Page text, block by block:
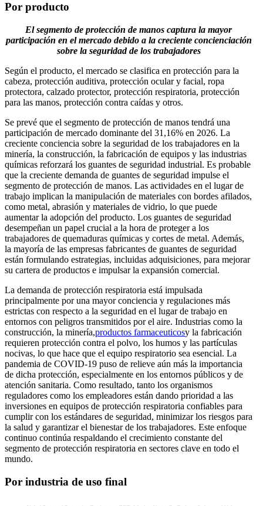
Por producto
El segmento de protección de manos captura la mayor
participación en el mercado debido a la creciente concienciación
sobre la seguridad de los trabajadores
Según el producto, el mercado se clasifica en protección para la
cabeza, protección auditiva, protección ocular y facial, ropa
protectora, calzado protector, protección respiratoria, protección
para las manos, protección contra caídas y otros.
Se prevé que el segmento de protección de manos tendrá una
participación de mercado dominante del 31,16% en 2026. La
creciente conciencia sobre la seguridad de los trabajadores en la
minería, la construcción, la fabricación de equipos y las industrias
químicas reforzará los guantes de seguridad industrial. Es probable
que la creciente demanda de guantes de seguridad impulse el
segmento de protección de manos. Las actividades en el lugar de
trabajo implican la manipulación de materiales con bordes afilados,
como metal, abrasión y materiales de vidrio, lo que puede
aumentar la adopción del producto. Los guantes de seguridad
desempeñan un papel crucial a la hora de proteger a los
trabajadores de quemaduras químicas y cortes de metal. Además,
la mayoría de las empresas fabricantes de guantes de seguridad
están formulando estrategias, incluidas adquisiciones, para mejorar
su cartera de productos e impulsar la expansión comercial.
La demanda de protección respiratoria está impulsada
principalmente por una mayor conciencia y regulaciones más
estrictas con respecto a la seguridad en el lugar de trabajo en
entornos con peligros transmitidos por el aire. Industrias como la
construcción, la minería,productos farmaceuticosy la fabricación
requieren protección contra el polvo, los humos y las partículas
nocivas, lo que hace que el equipo respiratorio sea esencial. La
pandemia de COVID-19 puso de relieve aún más la importancia
de dicha protección, especialmente en los entornos públicos y de
atención sanitaria. Como resultado, tanto los organismos
reguladores como los empleadores están dando prioridad a las
inversiones en equipos de protección respiratoria confiables para
cumplir con los estándares de seguridad, minimizar los riesgos para
la salud y garantizar el bienestar de los trabajadores. Este enfoque
continuo continúa respaldando el crecimiento constante del
segmento de protección respiratoria en sectores clave en todo el
mundo.
Por industria de uso final